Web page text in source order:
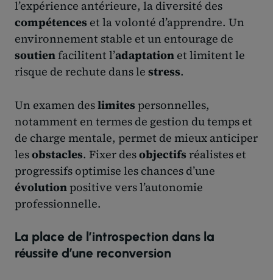
l’expérience antérieure, la diversité des
compétences et la volonté d’apprendre. Un
environnement stable et un entourage de
soutienfacilitent l’adaptation et limitent le
risque de rechute dans le stress.
Un examen deslimites personnelles,
notamment en termes de gestion du temps et
de charge mentale, permet de mieux anticiper
lesobstacles. Fixer desobjectifsréalistes et
progressifs optimise les chances d’une
évolution positive vers l’autonomie
professionnelle.
La place de l’introspection dans la
réussite d’une reconversion